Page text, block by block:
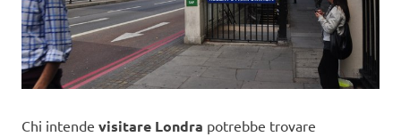
Chi intende visitare Londra potrebbe trovare